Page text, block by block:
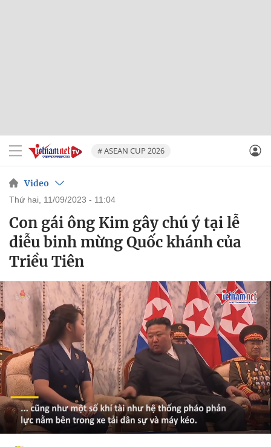
# ASEAN CUP 2026
Video
thứ hai, 11/09/2023 - 11:04
Con gái ông Kim gây chú ý tại lễ
diễu binh mừng Quốc khánh của
Triều Tiên